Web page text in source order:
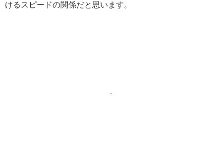
けるスピードの関係だと思います。